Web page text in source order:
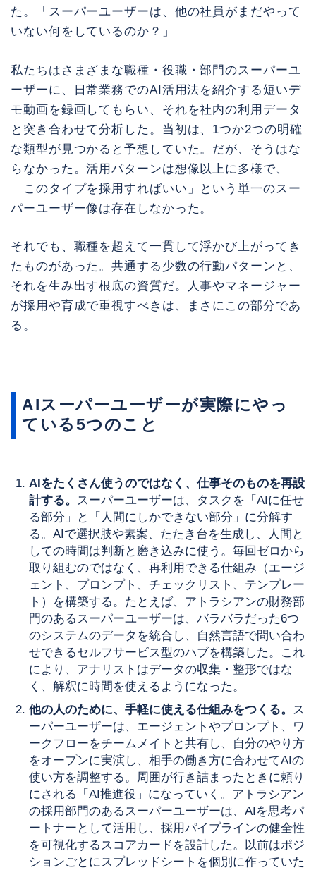
た。「スーパーユーザーは、他の社員がまだやって
いない何をしているのか？」
私たちはさまざまな職種・役職・部門のスーパーユ
ーザーに、日常業務でのAI活用法を紹介する短いデ
モ動画を録画してもらい、それを社内の利用データ
と突き合わせて分析した。当初は、1つか2つの明確
な類型が見つかると予想していた。だが、そうはな
らなかった。活用パターンは想像以上に多様で、
「このタイプを採用すればいい」という単一のスー
パーユーザー像は存在しなかった。
それでも、職種を超えて一貫して浮かび上がってき
たものがあった。共通する少数の行動パターンと、
それを生み出す根底の資質だ。人事やマネージャー
が採用や育成で重視すべきは、まさにこの部分であ
る。
AIスーパーユーザーが実際にやっ
ている5つのこと
AIをたくさん使うのではなく、仕事そのものを再設
計する。 スーパーユーザーは、タスクを「AIに任せ
る部分」と「人間にしかできない部分」に分解す
る。AIで選択肢や素案、たたき台を生成し、人間と
しての時間は判断と磨き込みに使う。毎回ゼロから
取り組むのではなく、再利用できる仕組み（エージ
ェント、プロンプト、チェックリスト、テンプレー
ト）を構築する。たとえば、アトラシアンの財務部
門のあるスーパーユーザーは、バラバラだった6つ
のシステムのデータを統合し、自然言語で問い合わ
せできるセルフサービス型のハブを構築した。これ
により、アナリストはデータの収集・整形ではな
く、解釈に時間を使えるようになった。
他の人のために、手軽に使える仕組みをつくる。 ス
ーパーユーザーは、エージェントやプロンプト、ワ
ークフローをチームメイトと共有し、自分のやり方
をオープンに実演し、相手の働き方に合わせてAIの
使い方を調整する。周囲が行き詰まったときに頼り
にされる「AI推進役」になっていく。アトラシアン
の採用部門のあるスーパーユーザーは、AIを思考パ
ートナーとして活用し、採用パイプラインの健全性
を可視化するスコアカードを設計した。以前はポジ
ションごとにスプレッドシートを個別に作っていた